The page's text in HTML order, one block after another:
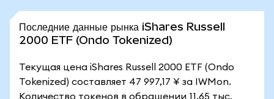
Последние данные рынка iShares Russell
2000 ETF (Ondo Tokenized)
Текущая цена iShares Russell 2000 ETF (Ondo
Tokenized) составляет 47 997,17 ¥ за IWMon.
Количество токенов в обращении 11,65 тыс.